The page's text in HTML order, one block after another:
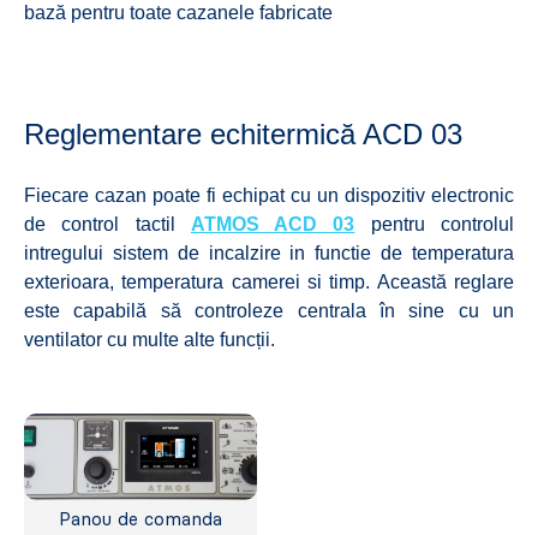
bază pentru toate cazanele fabricate
Reglementare echitermică ACD 03
Fiecare cazan poate fi echipat cu un dispozitiv electronic
de control tactil ATMOS ACD 03 pentru controlul
intregului sistem de incalzire in functie de temperatura
exterioara, temperatura camerei si timp. Această reglare
este capabilă să controleze centrala în sine cu un
ventilator cu multe alte funcții.
Panou de comanda